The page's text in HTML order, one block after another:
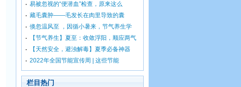
易被忽视的“便潜血”检查，原来这么
藏毛囊肿——毛发长在肉里导致的囊
倏忽温风至 ，因循小暑来，节气养生学
【节气养生】夏至：收敛浮阳，顺应两气
【天然安全，避浊解毒】夏季必备神器
2022年全国节能宣传周 | 这些节能
栏目热门